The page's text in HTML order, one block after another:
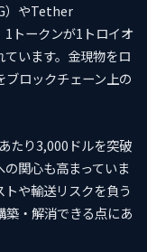
）やTether
トークンが1トロイオ
います。金現物をロ
ロックチェーン上の
たり3,000ドルを突破
関心も高まっていま
や輸送リスクを負う
築・解消できる点にあ